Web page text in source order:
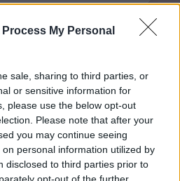
Process My Personal
sale, sharing to third parties, or
or sensitive information for
please use the below opt-out
Please note that after your
you may continue seeing
personal information utilized by
disclosed to third parties prior to
opt-out of the further
Zaslané fotky
má maličkost to…
profil
svou identitu ověřovací